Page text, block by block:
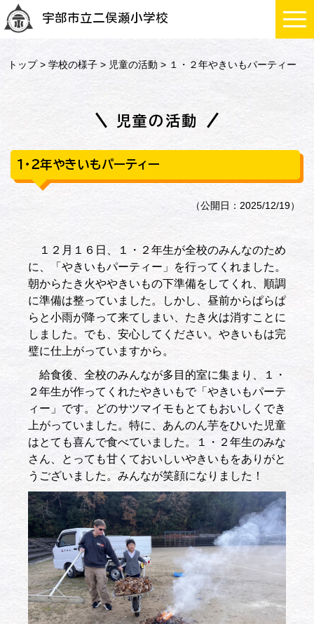
宇部市立二俣瀬小学校
トップ>学校の様子 > 児童の活動 > １・２年やきいもパーティー
児童の活動
１・２年やきいもパーティー
（公開日：2025/12/19）
１２月１６日、１・２年生が全校のみんなのため
に、「やきいもパーティー」を行ってくれました。
朝からたき火ややきいもの下準備をしてくれ、順調
に準備は整っていました。しかし、昼前からぱらぱ
らと小雨が降って来てしまい、たき火は消すことに
しました。でも、安心してください。やきいもは完
璧に仕上がっていますから。
給食後、全校のみんなが多目的室に集まり、１・
２年生が作ってくれたやきいもで「やきいもパーテ
ィー」です。どのサツマイモもとてもおいしくでき
上がっていました。特に、あんのん芋をひいた児童
はとても喜んで食べていました。１・２年生のみな
さん、とっても甘くておいしいやきいもをありがと
うございました。みんなが笑顔になりました！